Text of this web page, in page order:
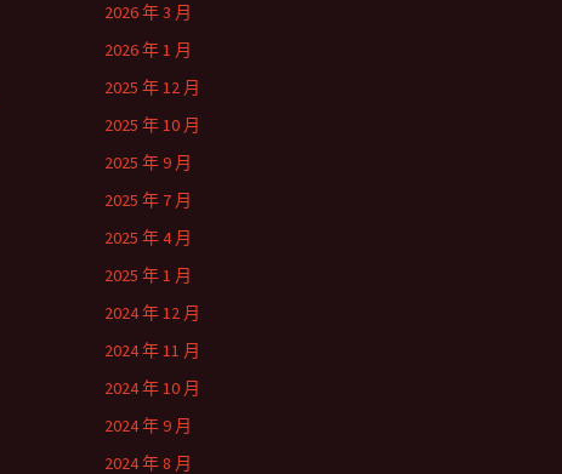
2026 年 3 月
2026 年 1 月
2025 年 12 月
2025 年 10 月
2025 年 9 月
2025 年 7 月
2025 年 4 月
2025 年 1 月
2024 年 12 月
2024 年 11 月
2024 年 10 月
2024 年 9 月
2024 年 8 月